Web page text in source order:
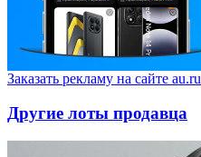
Заказать рекламу на сайте au.ru
Другие лоты продавца